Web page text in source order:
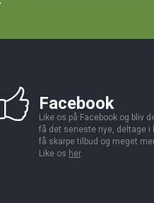
Facebook
Like os på Facebook og bliv
få det seneste nye, deltage i
få skarpe tilbud og meget
Like os her.